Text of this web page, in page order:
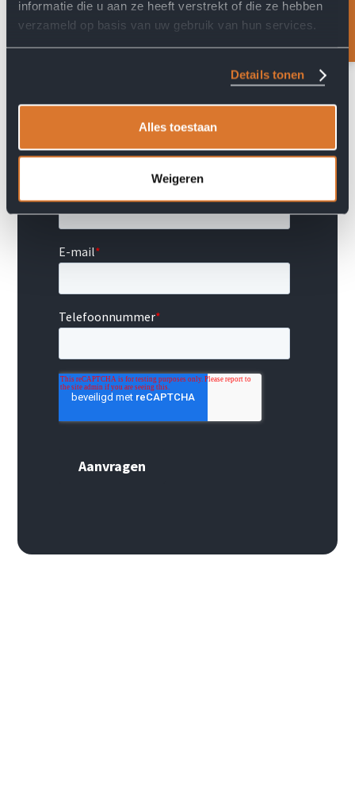
informatie die u aan ze heeft verstrekt of die ze hebben
verzameld op basis van uw gebruik van hun services.
Details tonen
Alles toestaan
Weigeren